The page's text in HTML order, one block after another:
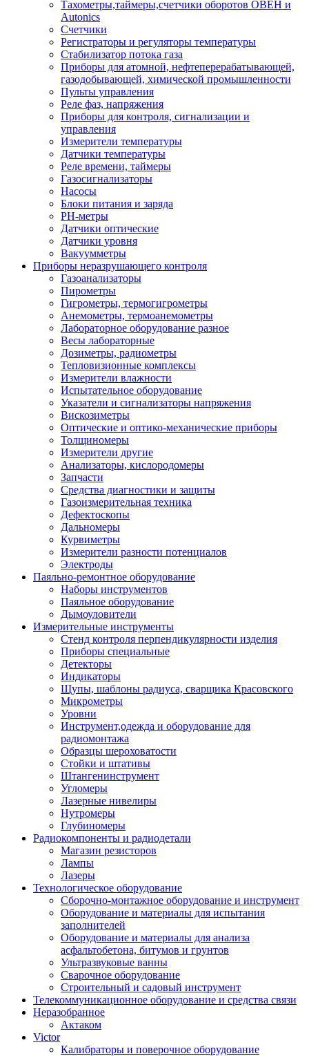
Тахометры,таймеры,счетчики оборотов ОВЕН и
Autonics
Счетчики
Регистраторы и регуляторы температуры
Стабилизатор потока газа
Приборы для атомной, нефтеперерабатывающей,
газодобывающей, химической промышленности
Пульты управления
Реле фаз, напряжения
Приборы для контроля, сигнализации и
управления
Измерители температуры
Датчики температуры
Реле времени, таймеры
Газосигнализаторы
Насосы
Блоки питания и заряда
PH-метры
Датчики оптические
Датчики уровня
Вакуумметры
Приборы неразрушающего контроля
Газоанализаторы
Пирометры
Гигрометры, термогигрометры
Анемометры, термоанемометры
Лабораторное оборудование разное
Весы лабораторные
Дозиметры, радиометры
Тепловизионные комплексы
Измерители влажности
Испытательное оборудование
Указатели и сигнализаторы напряжения
Вискозиметры
Оптические и оптико-механические приборы
Толщиномеры
Измерители другие
Анализаторы, кислородомеры
Запчасти
Средства диагностики и защиты
Газоизмерительная техника
Дефектоскопы
Дальномеры
Курвиметры
Измерители разности потенциалов
Электроды
Паяльно-ремонтное оборудование
Наборы инструментов
Паяльное оборудование
Дымоуловители
Измерительные инструменты
Стенд контроля перпендикулярности изделия
Приборы специальные
Детекторы
Индикаторы
Щупы, шаблоны радиуса, сварщика Красовского
Микрометры
Уровни
Инструмент,одежда и оборудование для
радиомонтажа
Образцы шероховатости
Стойки и штативы
Штангенинструмент
Угломеры
Лазерные нивелиры
Нутромеры
Глубиномеры
Радиокомпоненты и радиодетали
Магазин резисторов
Лампы
Лазеры
Технологическое оборудование
Сборочно-монтажное оборудование и инструмент
Оборудование и материалы для испытания
заполнителей
Оборудование и материалы для анализа
асфальтобетона, битумов и грунтов
Ультразвуковые ванны
Сварочное оборудование
Строительный и садовый инструмент
Телекоммуникационное оборудование и средства связи
Неразобранное
Актаком
Victor
Калибраторы и поверочное оборудование